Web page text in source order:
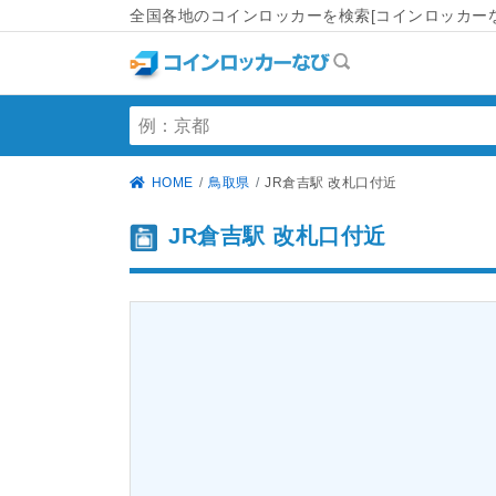
全国各地のコインロッカーを検索[コインロッカー
HOME 鳥取県 JR倉吉駅 改札口付近
JR倉吉駅 改札口付近